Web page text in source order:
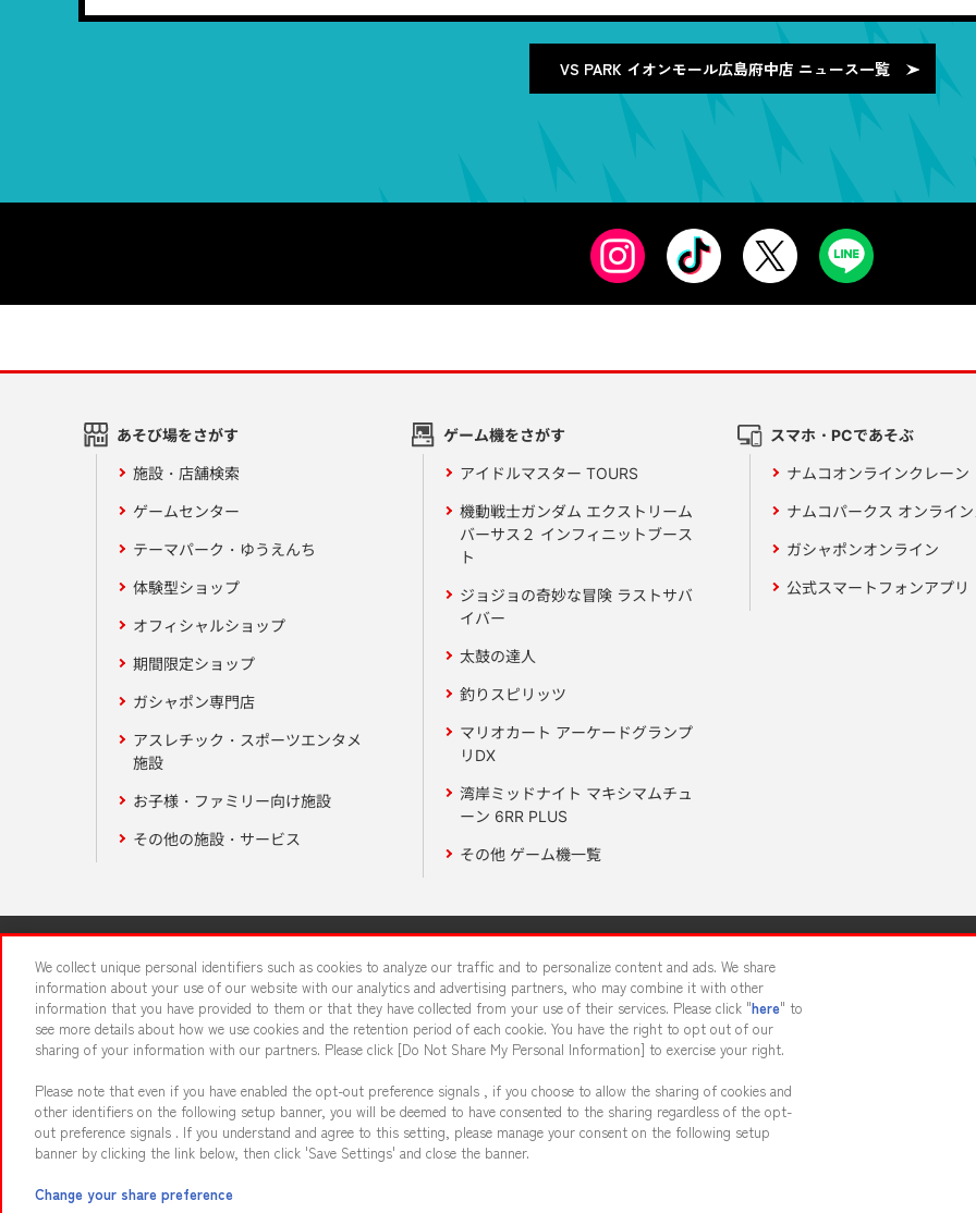
VS PARK イオンモール広島府中店 ニュース一覧
あそび場をさがす
施設・店舗検索
ゲームセンター
テーマパーク・ゆうえんち
体験型ショップ
オフィシャルショップ
期間限定ショップ
ガシャポン専門店
アスレチック・スポーツエンタメ
施設
お子様・ファミリー向け施設
その他の施設・サービス
ゲーム機をさがす
アイドルマスター TOURS
機動戦士ガンダム エクストリーム
バーサス２ インフィニットブース
ト
ジョジョの奇妙な冒険 ラストサバ
イバー
太鼓の達人
釣りスピリッツ
マリオカート アーケードグランプ
リDX
湾岸ミッドナイト マキシマムチュ
ーン 6RR PLUS
その他 ゲーム機一覧
スマホ・PCであそぶ
ナムコオンラインクレーン
ナムコパークス オンライ
ガシャポンオンライン
公式スマートフォンアプリ
関連会社 サステナビリティ サイトポリシー プライバシーポリシー
食品のご提供について カスタマーハラスメント対応方針
We collect unique personal identifiers such as cookies to analyze our traffic and to personalize content and ads. We share
information about your use of our website with our analytics and advertising partners, who may combine it with other
information that you have provided to them or that they have collected from your use of their services. Please click "here" to
see more details about how we use cookies and the retention period of each cookie. You have the right to opt out of our
sharing of your information with our partners. Please click [Do Not Share My Personal Information] to exercise your right.
Please note that even if you have enabled the opt-out preference signals , if you choose to allow the sharing of cookies and
other identifiers on the following setup banner, you will be deemed to have consented to the sharing regardless of the opt-
out preference signals . If you understand and agree to this setting, please manage your consent on the following setup
banner by clicking the link below, then click 'Save Settings' and close the banner.
Change your share preference